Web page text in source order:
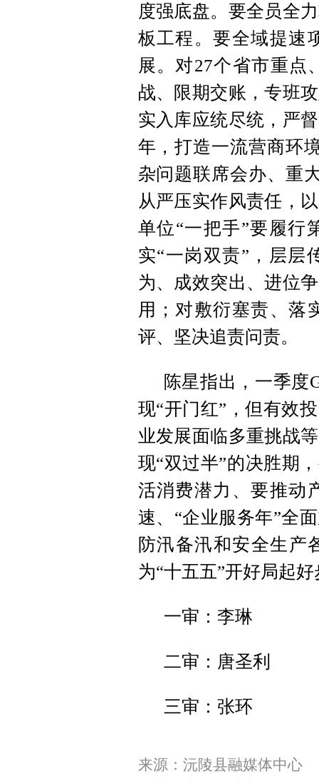
度强底盘。要全员全
板工程。要全域提速
展。对27个省市重点
战、限期交账，专班
实入库应统尽统，严
年，打造一流营商环
杂问题联席会办、重
从严压实作风责任，
单位“一把手”要履行
实“一岗双责”，层层
为、成效突出、进位
用；对敷衍塞责、落
评、坚决追责问责。
陈星指出，一季度
现“开门红”，但有效
业发展面临多重挑战
现“双过半”的决胜期
活消费潜力、要推动
速、“企业服务年”全
防汛备汛和安全生产
为“十五五”开好局起
一审：李琳
二审：唐圣利
三审：张环
来源：沅陵县融媒体中心